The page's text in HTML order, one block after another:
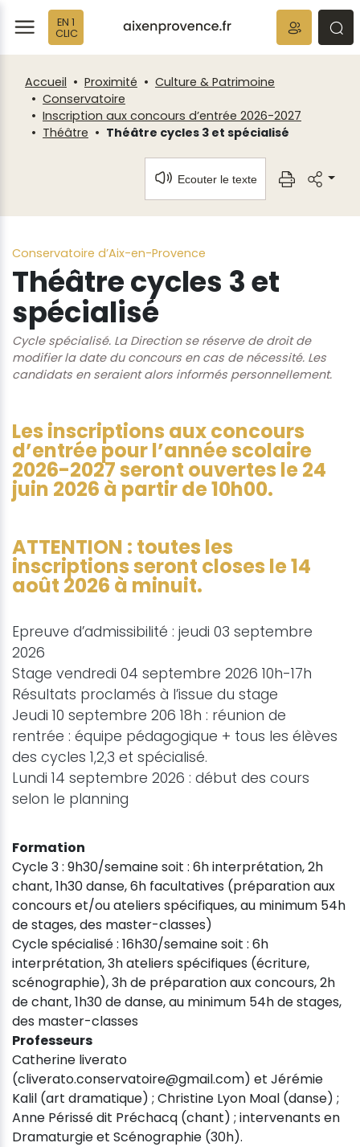
EN 1
CLIC
Accueil Proximité
Culture & Patrimoine
Conservatoire
Inscription aux concours d’entrée 2026-2027
Théâtre
Théâtre cycles 3 et spécialisé
Ecouter le texte
Conservatoire d’Aix-en-Provence
Théâtre cycles 3 et
spécialisé
Cycle spécialisé. La Direction se réserve de droit de
modifier la date du concours en cas de nécessité. Les
candidats en seraient alors informés personnellement.
Les inscriptions aux concours
d’entrée pour l’année scolaire
2026-2027 seront ouvertes le 24
juin 2026 à partir de 10h00.
ATTENTION : toutes les
inscriptions seront closes le 14
août 2026 à minuit.
Epreuve d’admissibilité : jeudi 03 septembre
2026
Stage vendredi 04 septembre 2026 10h-17h
Résultats proclamés à l’issue du stage
Jeudi 10 septembre 206 18h : réunion de
rentrée : équipe pédagogique + tous les élèves
des cycles 1,2,3 et spécialisé.
Lundi 14 septembre 2026 : début des cours
selon le planning
Formation
Cycle 3 : 9h30/semaine soit : 6h interprétation, 2h
chant, 1h30 danse, 6h facultatives (préparation aux
concours et/ou ateliers spécifiques, au minimum 54h
de stages, des master-classes)
Cycle spécialisé : 16h30/semaine soit : 6h
interprétation, 3h ateliers spécifiques (écriture,
scénographie), 3h de préparation aux concours, 2h
de chant, 1h30 de danse, au minimum 54h de stages,
des master-classes
Professeurs
Catherine liverato
(cliverato.conservatoire@gmail.com) et Jérémie
Kalil (art dramatique) ; Christine Lyon Moal (danse) ;
Anne Périssé dit Préchacq (chant) ; intervenants en
Dramaturgie et Scénographie (30h).
Fenêtre
de
chat
Panneau de gestion des cookies